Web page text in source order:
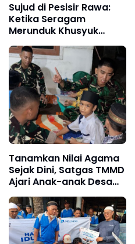
Sujud di Pesisir Rawa:
Ketika Seragam
Merunduk Khusyuk
Memohon Kelancaran
TMMD 128
Tanamkan Nilai Agama
Sejak Dini, Satgas TMMD
Ajari Anak-anak Desa
Pasar Rawa Mengaji